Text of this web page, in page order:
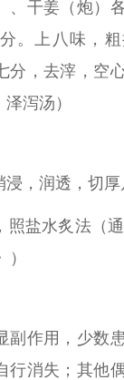
、干姜（炮）
。上八味，
分，去滓，空
泻汤）
，润透，切厚
盐水炙法（通
副作用，少数
行消失；其他